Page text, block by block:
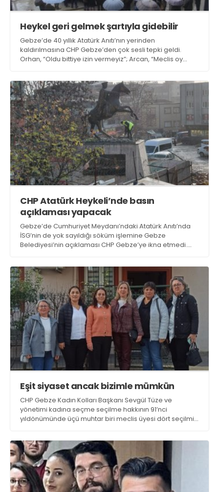
Heykel geri gelmek şartıyla gidebilir
Gebze’de 40 yıllık Atatürk Anıtı’nın yerinden
kaldırılmasına CHP Gebze’den çok sesli tepki geldi.
Orhan, “Oldu bittiye izin vermeyiz”; Arcan, “Meclis oy
CHP Atatürk Heykeli’nde basın
açıklaması yapacak
Gebze’de Cumhuriyet Meydanı’ndaki Atatürk Anıtı’nda
İSG’nin de yok sayıldığı söküm işlemine Gebze
Belediyesi’nin açıklaması CHP Gebze’ye ikna etmedi.
Eşit siyaset ancak bizimle mümkün
CHP Gebze Kadın Kolları Başkanı Sevgül Tüze ve
yönetimi kadına seçme seçilme hakkının 91’nci
yıldönümünde üçü muhtar biri meclis üyesi dört seçilmiş